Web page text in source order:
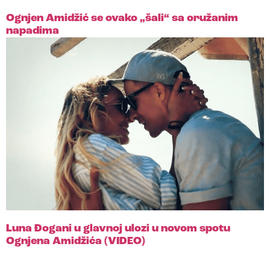
Ognjen Amidžić se ovako „šali“ sa oružanim
napadima
Luna Đogani u glavnoj ulozi u novom spotu
Ognjena Amidžića (VIDEO)